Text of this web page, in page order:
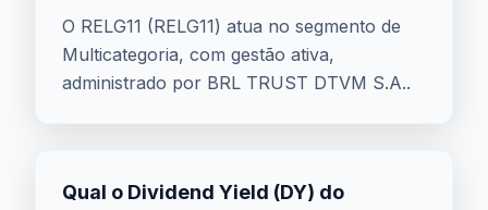
O RELG11 (RELG11) atua no segmento de
Multicategoria, com gestão ativa,
administrado por BRL TRUST DTVM S.A..
Qual o Dividend Yield (DY) do